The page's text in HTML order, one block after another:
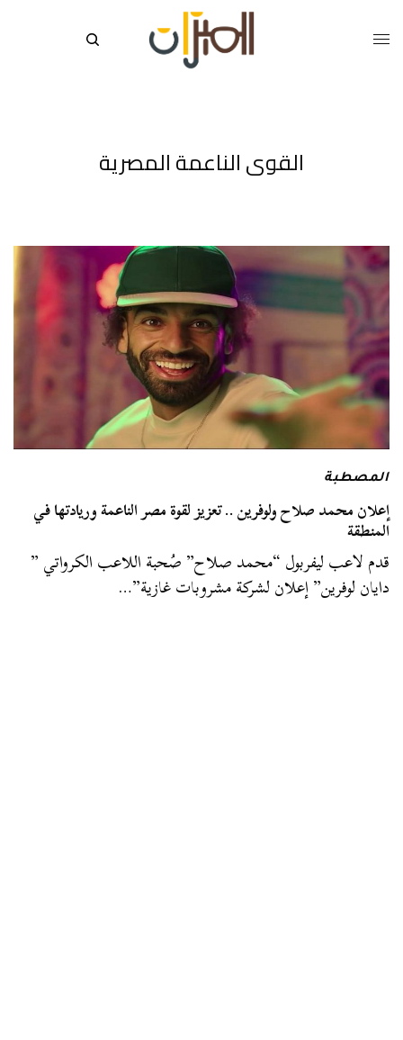
القوى الناعمة المصرية
المصطبة
إعلان محمد صلاح ولوفرين .. تعزيز لقوة مصر الناعمة وريادتها في
المنطقة
قدم لاعب ليفربول “محمد صلاح” صُحبة اللاعب الكرواتي ”
دايان لوفرين” إعلان لشركة مشروبات غازية”…